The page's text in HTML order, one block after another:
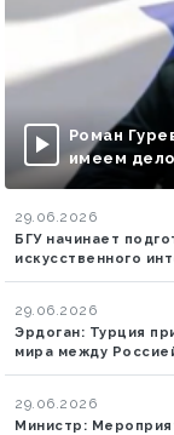
Роман
имеем
29.06.2026
БГУ начинает
искусственного
29.06.2026
Эрдоган: Турция
мира между
29.06.2026
Министр: